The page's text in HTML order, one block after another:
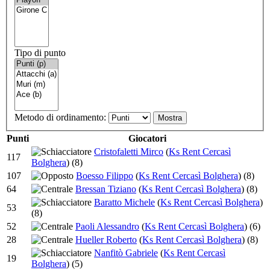
Tipo di punto
Metodo di ordinamento:
Punti
Giocatori
117
Cristofaletti Mirco (Ks Rent Cercasì
Bolghera) (8)
107
Boesso Filippo (Ks Rent Cercasì Bolghera) (8)
64
Bressan Tiziano (Ks Rent Cercasì Bolghera) (8)
53
Baratto Michele (Ks Rent Cercasì Bolghera)
(8)
52
Paoli Alessandro (Ks Rent Cercasì Bolghera) (6)
28
Hueller Roberto (Ks Rent Cercasì Bolghera) (8)
19
Nanfitò Gabriele (Ks Rent Cercasì
Bolghera) (5)